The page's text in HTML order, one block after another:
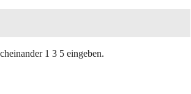
1 3 5 eingeben.